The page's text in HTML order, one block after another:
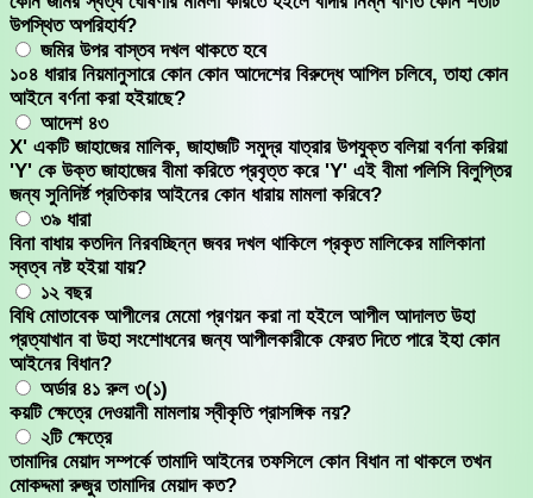
উপস্থিত অপরিহার্য?
জমির উপর বাস্তব দখল থাকতে হবে
১০৪ ধারার নিয়মানুসারে কোন কোন আদেশের বিরুদ্ধে আপিল চলিবে, তাহা কোন
আইনে বর্ণনা করা হইয়াছে?
আদেশ ৪৩
X' একটি জাহাজের মালিক, জাহাজটি সমুদ্র যাত্রার উপযুক্ত বলিয়া বর্ণনা করিয়া
'Y' কে উক্ত জাহাজের বীমা করিতে প্রবৃত্ত করে 'Y' এই বীমা পলিসি বিলুপ্তির
জন্য সুনিদির্ষ্ট প্রতিকার আইনের কোন ধারায় মামলা করিবে?
৩৯ ধারা
বিনা বাধায় কতদিন নিরবচ্ছিন্ন জবর দখল থাকিলে প্রকৃত মালিকের মালিকানা
স্বত্ব নষ্ট হইয়া যায়?
১২ বছর
বিধি মোতাবেক আপীলের মেমো প্রণয়ন করা না হইলে আপীল আদালত উহা
প্রত্যাখান বা উহা সংশোধনের জন্য আপীলকারীকে ফেরত দিতে পারে ইহা কোন
আইনের বিধান?
অর্ডার ৪১ রুল ৩(১)
কয়টি ক্ষেত্রে দেওয়ানী মামলায় স্বীকৃতি প্রাসঙ্গিক নয়?
২টি ক্ষেত্রে
তামাদির মেয়াদ সম্পর্কে তামাদি আইনের তফসিলে কোন বিধান না থাকলে তখন
মোকদ্দমা রুজুর তামাদির মেয়াদ কত?